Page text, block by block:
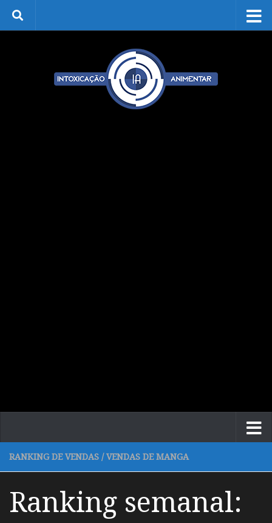
Skip to content
RANKING DE VENDAS / VENDAS DE MANGA
Ranking semanal: